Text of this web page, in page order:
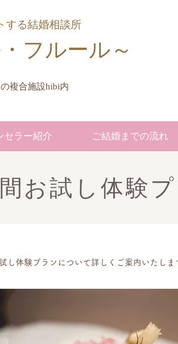
する結婚相談所
フルール​～
複合施設hibi内
セラー紹介 ご結婚までの流れ
お試し体験
し体験プランについて詳しくご案内いたしま